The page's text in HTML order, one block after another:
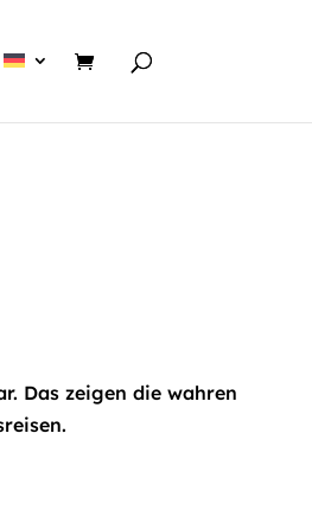
Das zeigen die wahren